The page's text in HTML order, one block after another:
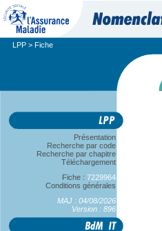
LPP > Fiche
Présentation
Recherche par code
Recherche par chapitre
Téléchargement
Fiche : 7229964
Conditions générales
MAJ : 04/08/2026
Version : 896